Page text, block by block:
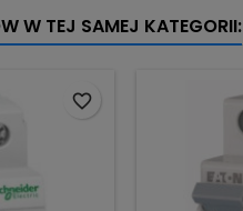
W TEJ SAMEJ KATEGORII:
favorite_border